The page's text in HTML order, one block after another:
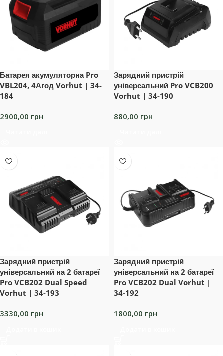
Батарея акумуляторна Pro
VBL204, 4Агод Vorhut | 34-
184
2900,00 грн
Зарядний пристрій
універсальний Pro VCB200
Vorhut | 34-190
880,00 грн
Зарядний пристрій
універсальний на 2 батареї
Pro VCB202 Dual Speed
Vorhut | 34-193
3330,00 грн
Зарядний пристрій
універсальний на 2 батареї
Pro VCB202 Dual Vorhut |
34-192
1800,00 грн